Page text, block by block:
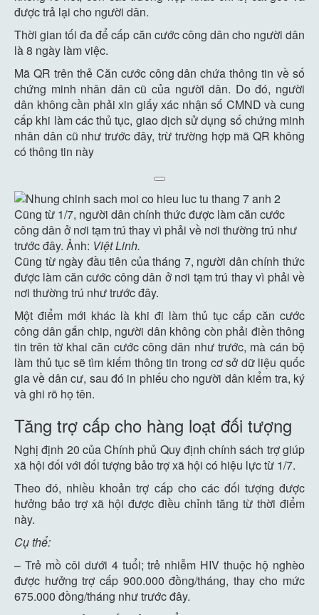
được trả lại cho người dân.
Thời gian tối đa để cấp căn cước công dân cho người dân
là 8 ngày làm việc.
Mã QR trên thẻ Căn cước công dân chứa thông tin về số
chứng minh nhân dân cũ của người dân. Do đó, người
dân không cần phải xin giấy xác nhận số CMND và cung
cấp khi làm các thủ tục, giao dịch sử dụng số chứng minh
nhân dân cũ như trước đây, trừ trường hợp mã QR không
có thông tin này
Cũng từ 1/7, người dân chính thức được làm căn cước
công dân ở nơi tạm trú thay vì phải về nơi thường trú như
trước đây. Ảnh: Việt Linh.
Cũng từ ngày đầu tiên của tháng 7, người dân chính thức
được làm căn cước công dân ở nơi tạm trú thay vì phải về
nơi thường trú như trước đây.
Một điểm mới khác là khi đi làm thủ tục cấp căn cước
công dân gắn chip, người dân không còn phải điền thông
tin trên tờ khai căn cước công dân như trước, mà cán bộ
làm thủ tục sẽ tìm kiếm thông tin trong cơ sở dữ liệu quốc
gia về dân cư, sau đó in phiếu cho người dân kiểm tra, ký
và ghi rõ họ tên.
Tăng trợ cấp cho hàng loạt đối tượng
Nghị định 20 của Chính phủ Quy định chính sách trợ giúp
xã hội đối với đối tượng bảo trợ xã hội có hiệu lực từ 1/7.
Theo đó, nhiều khoản trợ cấp cho các đối tượng được
hưởng bảo trợ xã hội được điều chỉnh tăng từ thời điểm
này.
Cụ thể:
– Trẻ mồ côi dưới 4 tuổi; trẻ nhiễm HIV thuộc hộ nghèo
được hưởng trợ cấp 900.000 đồng/tháng, thay cho mức
675.000 đồng/tháng như trước đây.